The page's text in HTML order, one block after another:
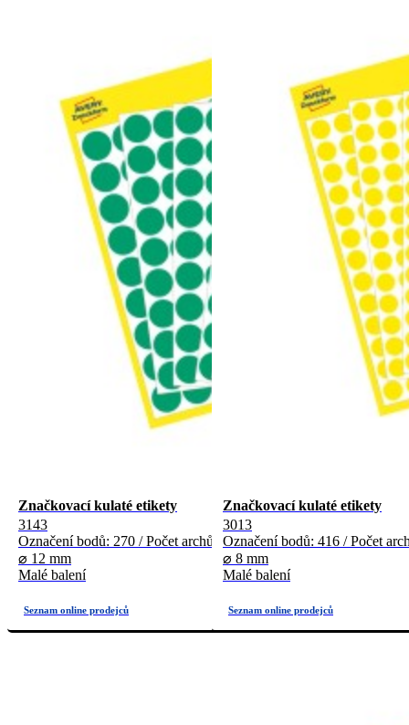
Značkovací kulaté etikety
3143
Označení bodů: 270 / Počet archů: 5
⌀ 12 mm
Malé balení
Značkovací kulaté etikety
3013
Označení bodů: 416 / Počet
⌀ 8 mm
Malé balení